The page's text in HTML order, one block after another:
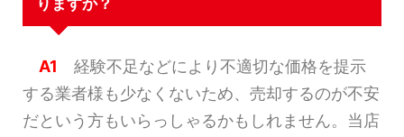
りますか？
A1 経験不足などにより不適切な価格を提示
する業者様も少なくないため、売却するのが不安
だという方もいらっしゃるかもしれません。当店